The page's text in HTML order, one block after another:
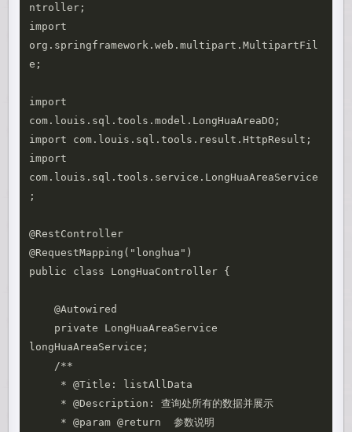
ntroller;
import
org.springframework.web.multipart.MultipartFil
e;
import
com.louis.sql.tools.model.LongHuaAreaDO;
import com.louis.sql.tools.result.HttpResult;
import
com.louis.sql.tools.service.LongHuaAreaService
;
@RestController
@RequestMapping("longhua")
public class LongHuaController {
    @Autowired
longHuaAreaService;